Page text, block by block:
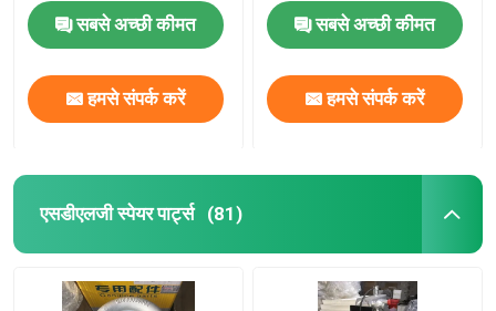
सबसे अच्छी कीमत
हमसे संपर्क करें
सबसे अच्छी कीमत
हमसे संपर्क करें
एसडीएलजी स्पेयर पार्ट्स (81)